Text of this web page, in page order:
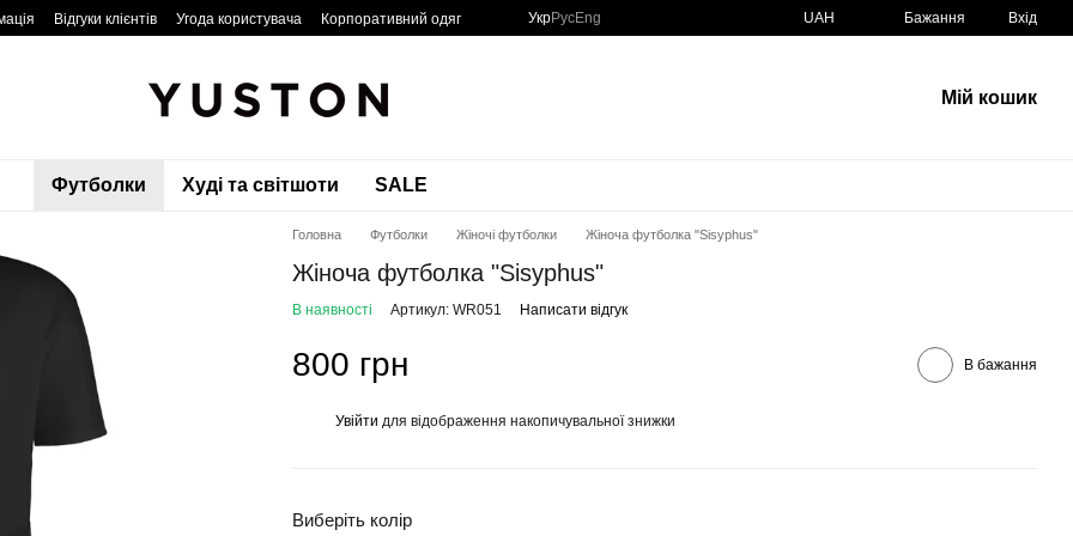
Відгуки клієнтів Угода користувача Корпоративний одяг УкрРусEng UAH Бажання Вхід
Мій кошик
Футболки Худі та світшоти SALE
Головна Футболки Жіночі футболки Жіноча футболка "Sisyphus"
Жіноча футболка "Sisyphus"
В наявності Артикул: WR051 Написати відгук
800 грн В бажання
Увійти для відображення накопичувальної знижки
Виберіть колір